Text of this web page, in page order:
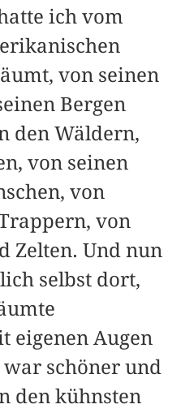
ich vom
von seinen
Bergen
den Wäldern,
von seinen
von
von
Zelten. Und nun
selbst dort,
Augen
war schöner und
den kühnsten